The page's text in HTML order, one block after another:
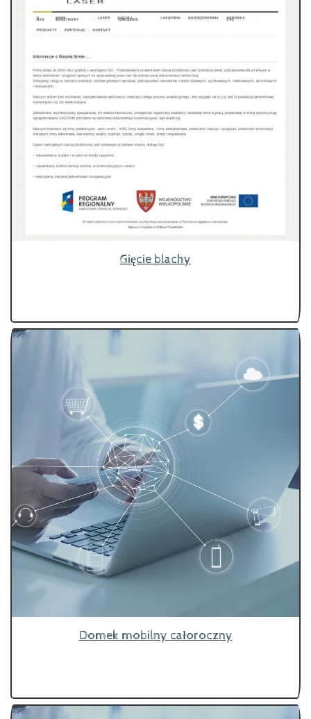
Gięcie blachy
Domek mobilny całoroczny